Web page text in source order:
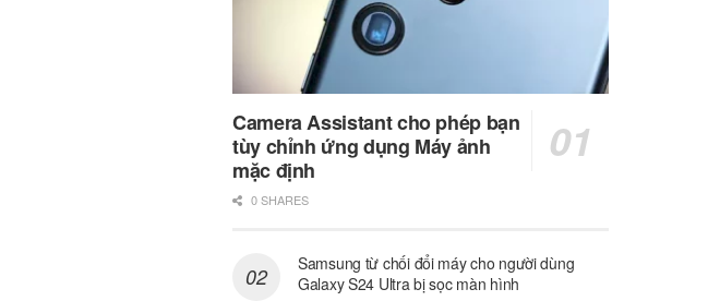
Camera Assistant cho phép bạn
tùy chỉnh ứng dụng Máy ảnh
mặc định
0 SHARES
Samsung từ chối đổi máy cho người dùng
Galaxy S24 Ultra bị sọc màn hình